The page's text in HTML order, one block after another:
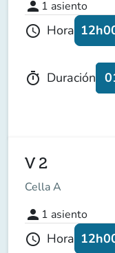
person 1 asiento
schedule Hora
timer Duración
V 2
Cella A
person 1 asiento
schedule Hora